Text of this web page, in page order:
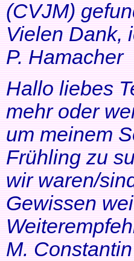
(CVJM)
Vielen Dank,
P. Hamacher
Hallo liebes
mehr oder
um meinem
Frühling zu
wir waren/
Gewissen
M. Constantin